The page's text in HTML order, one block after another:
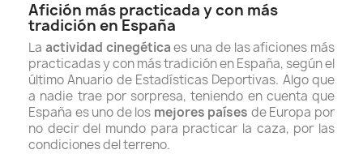
Afición más practicada y con más
tradición en España
La actividad cinegéticaes una de las aficiones más
practicadas y con más tradición en España, según el
último Anuario de Estadísticas Deportivas. Algo que
a nadie trae por sorpresa, teniendo en cuenta que
España es uno de los mejores países de Europa por
no decir del mundo para practicar la caza, por las
condiciones del terreno.